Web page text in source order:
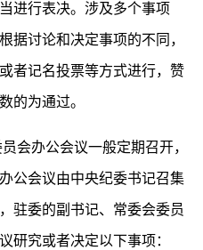
行表决。涉及多个事项
据讨论和决定事项的不同，
者记名投票等方式进行，赞
的为通过。
会办公会议一般定期召开，
公会议由中央纪委书记召集
驻委的副书记、常委会委员
研究或者决定以下事项：